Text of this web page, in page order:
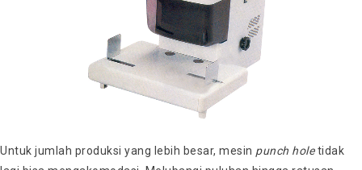
Untuk jumlah produksi yang lebih besar, mesin punch holetidak